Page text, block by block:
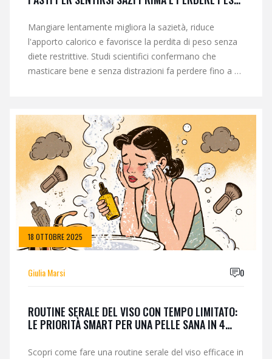
Mangiare lentamente migliora la sazietà, riduce
l'apporto calorico e favorisce la perdita di peso senza
diete restrittive. Studi scientifici confermano che
masticare bene e senza distrazioni fa perdere fino a 1
18 OTTOBRE 2025
Giulia Marsi 0
ROUTINE SERALE DEL VISO CON TEMPO LIMITATO:
LE PRIORITÀ SMART PER UNA PELLE SANA IN 4
Scopri come fare una routine serale del viso efficace in